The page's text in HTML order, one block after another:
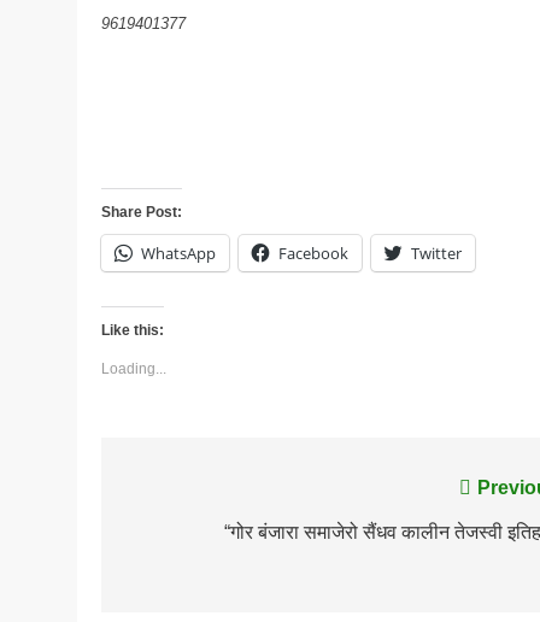
9619401377
Share Post:
WhatsApp Facebook Twitter
Like this:
Loading...
navigation“गोर बंजारा समाजेरो सैंधव कालीन तेजस्वी